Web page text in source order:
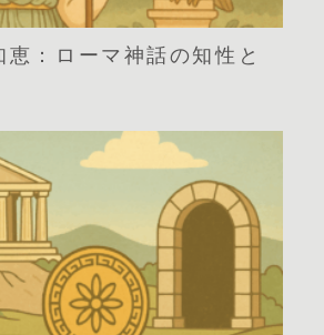
恵：ローマ神話の知性と